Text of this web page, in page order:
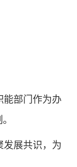
能部门作为办
展共识，为